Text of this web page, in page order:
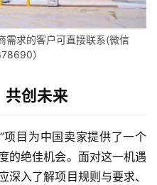
需求的客户可直接联系(微信
）
共创未来
项目为中国卖家提供了一个
的绝佳机会。面对这一机遇
深入了解项目规则与要求、